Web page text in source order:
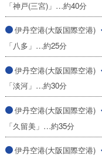
「神戸(三宮)」…約40分
伊丹空港(大阪国際空港)
「八多」…約25分
伊丹空港(大阪国際空港)
「淡河」…約30分
伊丹空港(大阪国際空港)
「久留美」…約35分
伊丹空港(大阪国際空港)